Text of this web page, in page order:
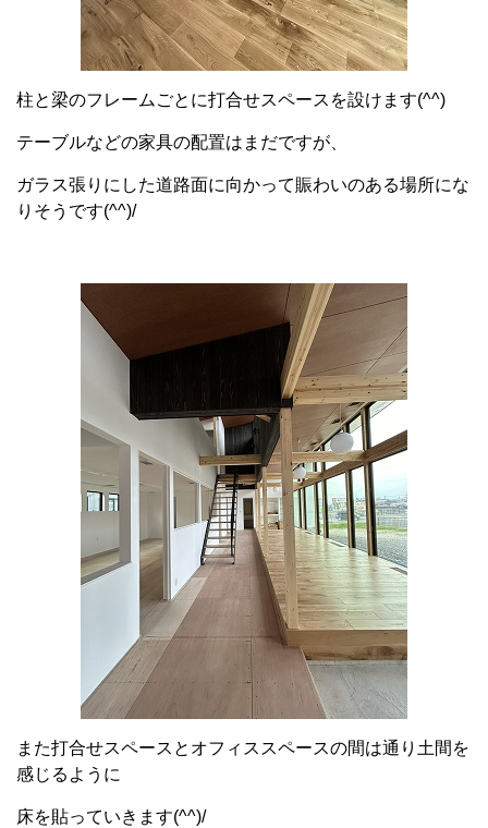
柱と梁のフレームごとに打合せスペースを設けます(^^)
テーブルなどの家具の配置はまだですが、
ガラス張りにした道路面に向かって賑わいのある場所にな
りそうです(^^)/
また打合せスペースとオフィススペースの間は通り土間を
感じるように
床を貼っていきます(^^)/